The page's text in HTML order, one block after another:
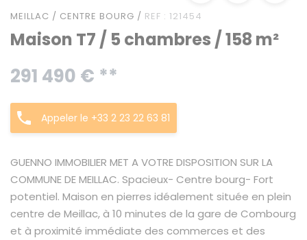
MEILLAC / CENTRE BOURG / REF : 121454
Maison T7 / 5 chambres / 158 m²
291 490 € **
Appeler le +33 2 23 22 63 81
GUENNO IMMOBILIER MET A VOTRE DISPOSITION SUR LA
COMMUNE DE MEILLAC. Spacieux- Centre bourg- Fort
potentiel. Maison en pierres idéalement située en plein
centre de Meillac, à 10 minutes de la gare de Combourg
et à proximité immédiate des commerces et des